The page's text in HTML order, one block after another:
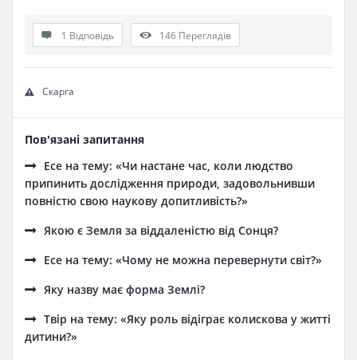
1 Відповідь 146 Переглядів
Скарга
Пов'язані запитання
Есе на тему: «Чи настане час, коли людство
припинить дослідження природи, задовольнивши
повністю свою наукову допитливість?»
Якою є Земля за віддаленістю від Сонця?
Есе на тему: «Чому не можна перевернути світ?»
Яку назву має форма Землі?
Твір на тему: «Яку роль відіграє колискова у житті
дитини?»